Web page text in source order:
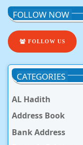
FOLLOW NOW
FOLLOW US
CATEGORIES
AL Hadith
Address Book
Bank Address